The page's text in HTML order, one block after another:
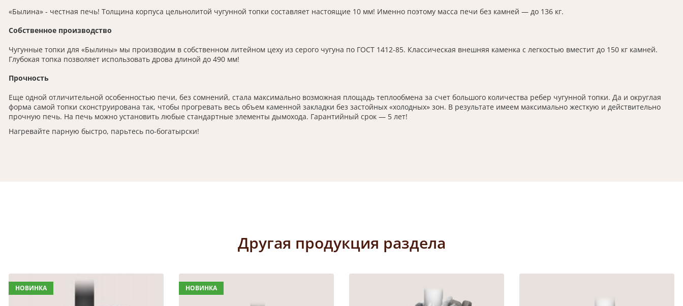
«Былина» - честная печь! Толщина корпуса цельнолитой чугунной топки составляет настоящие 10 мм! Именно поэтому масса печи без камней — до 136 кг.
Собственное производство
Чугунные топки для «Былины» мы производим в собственном литейном цеху из серого чугуна по ГОСТ 1412-85. Классическая внешняя каменка с легкостью вместит до 150 кг камней.
Глубокая топка позволяет использовать дрова длиной до 490 мм!
Прочность
Еще одной отличительной особенностью печи, без сомнений, стала максимально возможная площадь теплообмена за счет большого количества ребер чугунной топки. Да и округлая
форма самой топки сконструирована так, чтобы прогревать весь объем каменной закладки без застойных «холодных» зон. В результате имеем максимально жесткую и действительно
прочную печь. На печь можно установить любые стандартные элементы дымохода. Гарантийный срок — 5 лет!
Нагревайте парную быстро, парьтесь по-богатырски!
Другая продукция раздела
НОВИНКА НОВИНКА